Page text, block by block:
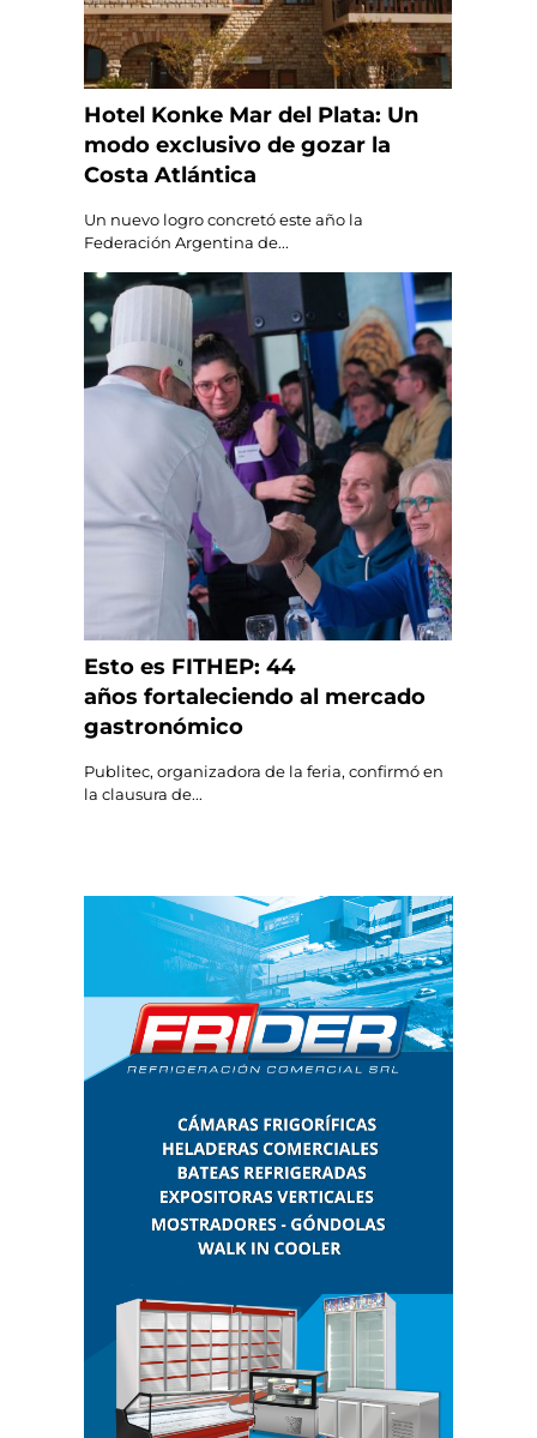
Hotel Konke Mar del Plata: Un
modo exclusivo de gozar la
Costa Atlántica
Un nuevo logro concretó este año la
Federación Argentina de...
Esto es FITHEP: 44
años fortaleciendo al mercado
gastronómico
Publitec, organizadora de la feria, confirmó en
la clausura de...